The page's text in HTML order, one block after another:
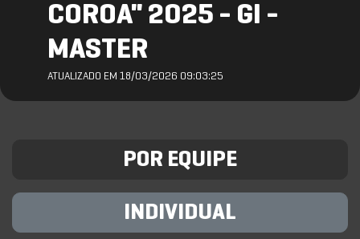
COROA" 2025 - GI -
MASTER
ATUALIZADO EM 18/03/2026 09:03:25
POR EQUIPE
INDIVIDUAL